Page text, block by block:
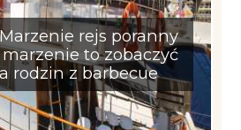
rejs poranny
to zobaczyć
rodzin z barbecue